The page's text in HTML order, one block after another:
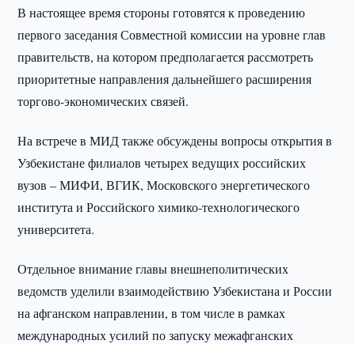
В настоящее время стороны готовятся к проведению
первого заседания Совместной комиссии на уровне глав
правительств, на котором предполагается рассмотреть
приоритетные направления дальнейшего расширения
торгово-экономических связей.
На встрече в МИД также обсуждены вопросы открытия в
Узбекистане филиалов четырех ведущих российских
вузов – МИФИ, ВГИК, Московского энергетического
института и Российского химико-технологического
университета.
Отдельное внимание главы внешнеполитических
ведомств уделили взаимодействию Узбекистана и России
на афганском направлении, в том числе в рамках
международных усилий по запуску межафганских